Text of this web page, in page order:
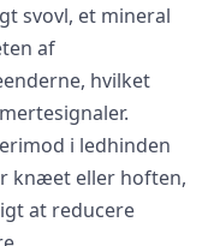
svovl, et mineral
af
hvilket
i ledhinden
knæet eller hoften,
at reducere